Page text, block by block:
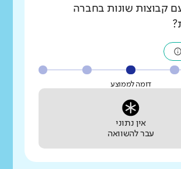
קבוצות שונות בחברה
דומה לממוצע
אין נתוני
עבר להשוואה